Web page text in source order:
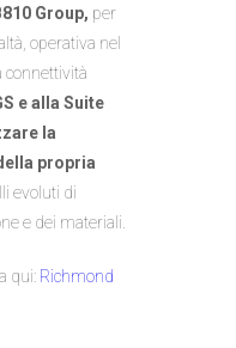
Group, per
operativa nel
connettività
e alla Suite
la
propria
evoluti di
e dei materiali.
qui: Richmond